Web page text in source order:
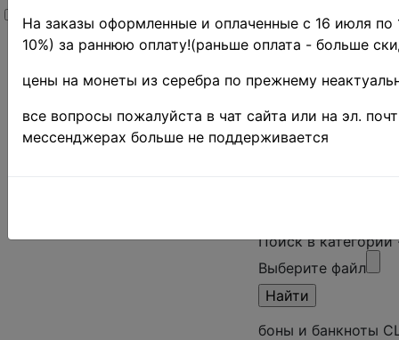
Новинки
Главная
»
Боны и
банкноты
Иностранные
боны» США
Поиск в
Выберите файл
боны и банкноты
На заказы оформленные и оплаченные с 16 июля по
10%) за раннюю оплату!(раньше оплата - больше
цены на монеты из серебра по прежнему
все вопросы пожалуйста в чат сайта или на эл.
мессенджерах больше не поддерживается